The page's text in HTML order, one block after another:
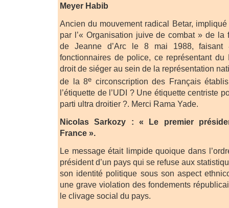
Meyer Habib
Ancien du mouvement radical Betar,
par l’« Organisation juive de combat » de la
de Jeanne d’Arc le 8 mai 1988, faisant
fonctionnaires de police, ce représentant
droit de siéger au sein de la représentation
de la 8e circonscription des Français
l’étiquette de l’UDI ? Une étiquette centriste
parti ultra droitier ?. Merci Rama Yade.
Nicolas Sarkozy : « Le premier
France ».
Le message était limpide quoique dans
président d’un pays qui se refuse aux
son identité politique sous son aspect
une grave violation des fondements
le clivage social du pays.